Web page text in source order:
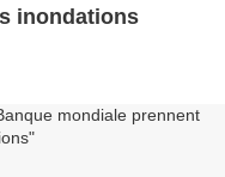
inondations